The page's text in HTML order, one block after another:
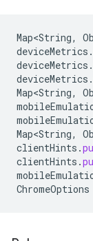
Map<String,
deviceMetrics .
deviceMetrics .
deviceMetrics .
Map<String,
Map<String,
clientHints .
clientHints .
ChromeOptions